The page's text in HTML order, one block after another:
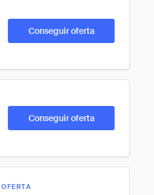
Conseguir oferta
Conseguir oferta
OFERTA